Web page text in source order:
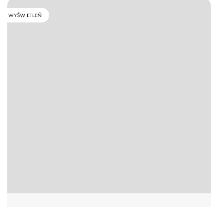
WYŚWIETLEŃ